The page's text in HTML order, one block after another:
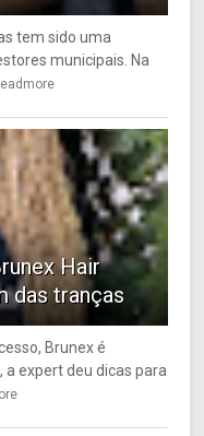
tem sido uma
municipais. Na
Hair
das tranças
Brunex é
a expert deu dicas para